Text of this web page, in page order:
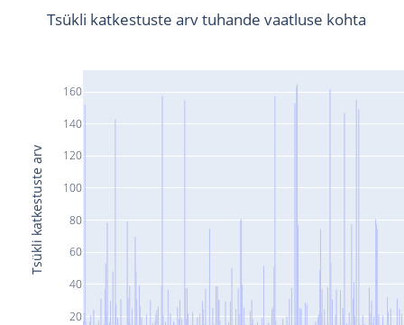
20
40
60
80
100
120
140
160
Tsükli katkestuste arv tuhande vaatluse kohta
Tsükli katkestuste arv